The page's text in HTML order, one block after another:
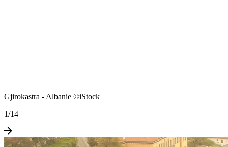
Gjirokastra - Albanie ©iStock
1/14